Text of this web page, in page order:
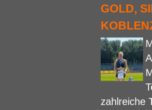
GOLD,
zahlreiche